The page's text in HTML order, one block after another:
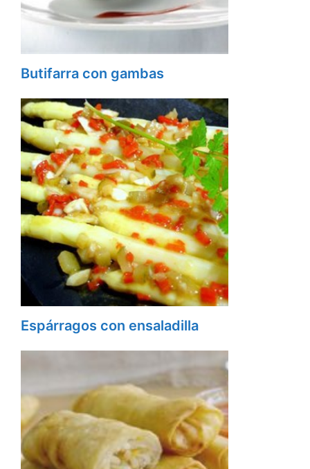
Butifarra con gambas
Espárragos con ensaladilla